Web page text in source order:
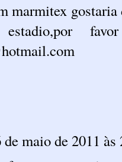
marmitex
de maio de 2011 às